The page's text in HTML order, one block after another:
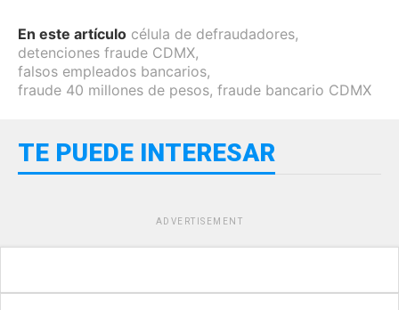
En este artículo célula de defraudadores,
detenciones fraude CDMX,
falsos empleados bancarios,
fraude 40 millones de pesos, fraude bancario CDMX
TE PUEDE INTERESAR
ADVERTISEMENT